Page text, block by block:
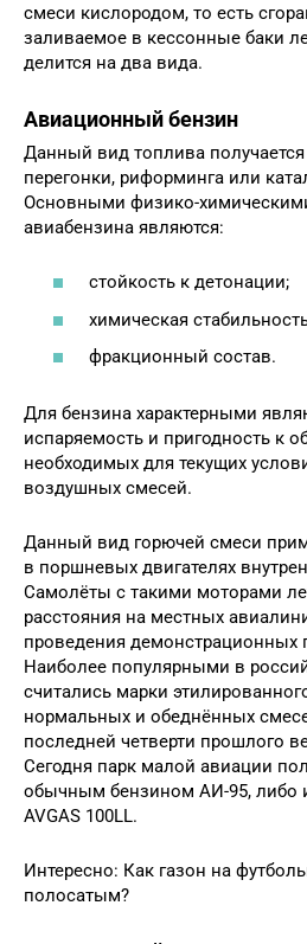
смеси кислородом, то есть
заливаемое в кессонные баки
делится на два вида.
Авиационный бензин
Данный вид топлива
перегонки, риформинга или
Основными физико-
авиабензина являются:
стойкость к детонации;
химическая
фракционный состав.
Для бензина характерными
испаряемость и пригодность к
необходимых для текущих
воздушных смесей.
Данный вид горючей смеси
в поршневых двигателях
Самолёты с такими моторами
расстояния на местных
проведения демонстрационных
Наиболее популярными в
считались марки
нормальных и обеднённых
последней четверти прошлого
Сегодня парк малой авиации
обычным бензином АИ-95, либо
AVGAS 100LL.
Интересно: Как газон на
полосатым?